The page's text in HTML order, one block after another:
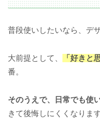
普段使いしたいなら、デ
大前提として、 「好きと
番。
そのうえで、日常でも使
きて後悔しにくくなります